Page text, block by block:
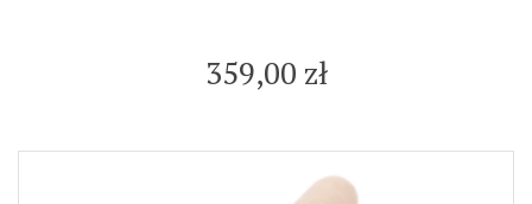
359,00 zł